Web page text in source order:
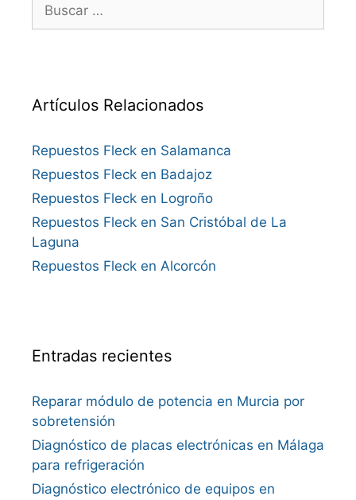
Artículos Relacionados
Repuestos Fleck en Salamanca
Repuestos Fleck en Badajoz
Repuestos Fleck en Logroño
Repuestos Fleck en San Cristóbal de La
Laguna
Repuestos Fleck en Alcorcón
Entradas recientes
Reparar módulo de potencia en Murcia por
sobretensión
Diagnóstico de placas electrónicas en Málaga
para refrigeración
Diagnóstico electrónico de equipos en